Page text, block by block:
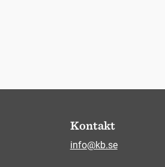
Kontakt
info@kb.se